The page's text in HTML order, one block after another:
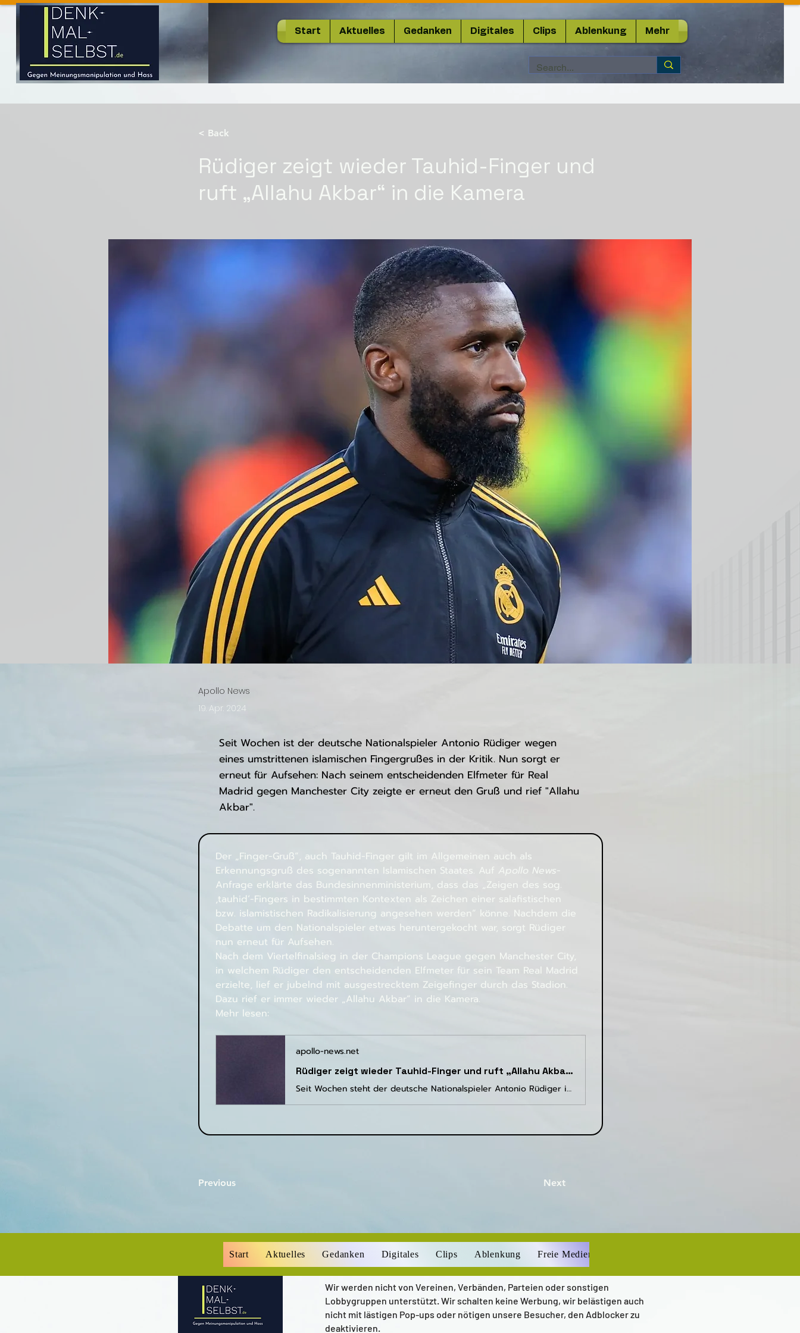
Start Aktuelles Gedanken Digitales Clips Ablenkung Mehr
< Back
Rüdiger zeigt wieder Tauhid-Finger und
ruft „Allahu Akbar“ in die Kamera
Apollo News
19. Apr. 2024
Seit Wochen ist der deutsche Nationalspieler Antonio Rüdiger wegen
eines umstrittenen islamischen Fingergrußes in der Kritik. Nun sorgt er
erneut für Aufsehen: Nach seinem entscheidenden Elfmeter für Real
Madrid gegen Manchester City zeigte er erneut den Gruß und rief "Allahu
Akbar".
Der „Finger-Gruß“, auch Tauhid-Finger gilt im Allgemeinen auch als
Erkennungsgruß des sogenannten Islamischen Staates. Auf Apollo News-
Anfrage erklärte das Bundesinnenministerium, dass das „Zeigen des sog.
,tauhid‘-Fingers in bestimmten Kontexten als Zeichen einer salafistischen
bzw. islamistischen Radikalisierung angesehen werden“ könne. Nachdem die
Debatte um den Nationalspieler etwas heruntergekocht war, sorgt Rüdiger
nun erneut für Aufsehen.
Nach dem Viertelfinalsieg in der Champions League gegen Manchester City,
in welchem Rüdiger den entscheidenden Elfmeter für sein Team Real Madrid
erzielte, lief er jubelnd mit ausgestrecktem Zeigefinger durch das Stadion.
Dazu rief er immer wieder „Allahu Akbar“ in die Kamera.
Mehr lesen:
apollo-news.net
Rüdiger zeigt wieder Tauhid-Finger und ruft „Allahu Akbar“ in die Kamera - Apollo News
Seit Wochen steht der deutsche Nationalspieler Antonio Rüdiger in der Kritik. Dem Innenverteidiger wird vorgeworfen, auf Instagram zu Beginn des ...
Previous Next
Start Aktuelles Gedanken Digitales Clips Ablenkung Freie Medien
Wir werden nicht von Vereinen, Verbänden, Parteien oder sonstigen
Lobbygruppen unterstützt. Wir schalten keine Werbung, wir belästigen auch
nicht mit lästigen Pop-ups oder nötigen unsere Besucher, den Adblocker zu
deaktivieren.